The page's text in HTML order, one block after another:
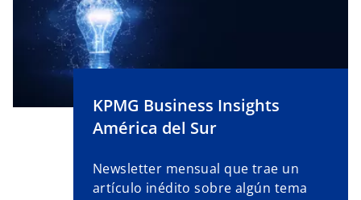
KPMG Business Insights
América del Sur
Newsletter mensual que trae un
artículo inédito sobre algún tema